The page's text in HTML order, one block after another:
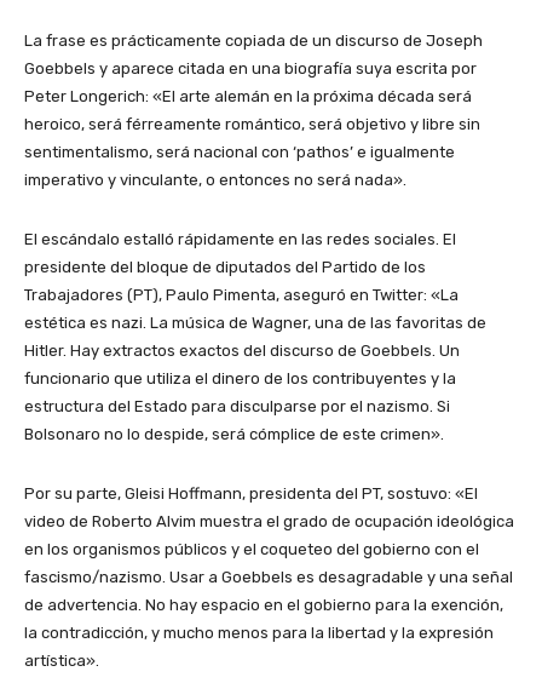
La frase es prácticamente copiada de un discurso de Joseph
Goebbels y aparece citada en una biografía suya escrita por
Peter Longerich: «El arte alemán en la próxima década será
heroico, será férreamente romántico, será objetivo y libre sin
sentimentalismo, será nacional con ‘pathos’ e igualmente
imperativo y vinculante, o entonces no será nada».
El escándalo estalló rápidamente en las redes sociales. El
presidente del bloque de diputados del Partido de los
Trabajadores (PT), Paulo Pimenta, aseguró en Twitter: «La
estética es nazi. La música de Wagner, una de las favoritas de
Hitler. Hay extractos exactos del discurso de Goebbels. Un
funcionario que utiliza el dinero de los contribuyentes y la
estructura del Estado para disculparse por el nazismo. Si
Bolsonaro no lo despide, será cómplice de este crimen».
Por su parte, Gleisi Hoffmann, presidenta del PT, sostuvo: «El
video de Roberto Alvim muestra el grado de ocupación ideológica
en los organismos públicos y el coqueteo del gobierno con el
fascismo/nazismo. Usar a Goebbels es desagradable y una señal
de advertencia. No hay espacio en el gobierno para la exención,
la contradicción, y mucho menos para la libertad y la expresión
artística».